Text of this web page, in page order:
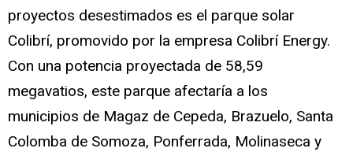
proyectos desestimados es el parque solar
Colibrí, promovido por la empresa Colibrí Energy.
Con una potencia proyectada de 58,59
megavatios, este parque afectaría a los
municipios de Magaz de Cepeda, Brazuelo, Santa
Colomba de Somoza, Ponferrada, Molinaseca y